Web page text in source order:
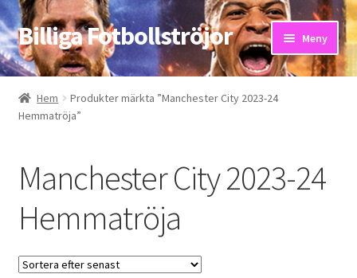
Hoppa
till
navigering
Hoppa
till
innehåll
Billiga Fotbollströjor Meny
Hem
Bloggar
Hem
Produkter märkta ”Manchester City 2023-24
Hemmatröja”
Manchester City 2023-24
Hemmatröja